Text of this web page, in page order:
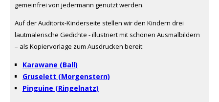
gemeinfrei von jedermann genutzt werden.
Auf der Auditorix-Kinderseite stellen wir den Kindern drei
lautmalerische Gedichte - illustriert mit schönen Ausmalbildern
– als Kopiervorlage zum Ausdrucken bereit:
Karawane (Ball)
Gruselett (Morgenstern)
Pinguine (Ringelnatz)